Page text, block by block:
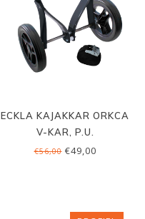
ECKLA KAJAKKAR ORKCA
V-KAR, P.U.
€56,00€49,00